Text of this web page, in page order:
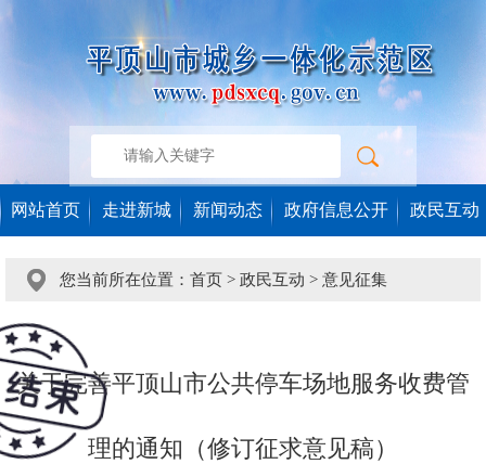
网站首页 走进新城 新闻动态 政府信息公开 政民互动
您当前所在位置： 首页 > 政民互动 > 意见征集
关于完善平顶山市公共停车场地服务收费管
理的通知（修订征求意见稿）